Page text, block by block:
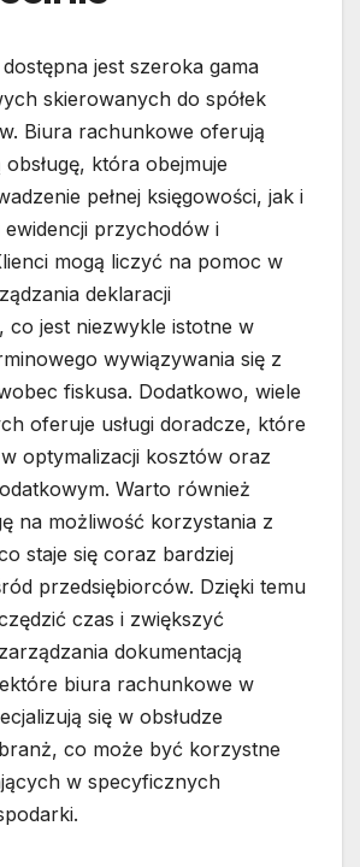
jest szeroka gama
skierowanych do spółek
Biura rachunkowe oferują
która obejmuje
pełnej księgowości, jak i
przychodów i
mogą liczyć na pomoc w
deklaracji
co jest niezwykle istotne w
wywiązywania się z
fiskusa. Dodatkowo, wiele
oferuje usługi doradcze, które
optymalizacji kosztów oraz
Warto również
na możliwość korzystania z
staje się coraz bardziej
przedsiębiorców. Dzięki temu
czas i zwiększyć
dokumentacją
biura rachunkowe w
się w obsłudze
co może być korzystne
w specyficznych